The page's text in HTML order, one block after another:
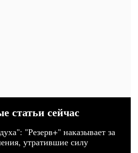
статьи сейчас
"Резерв+" наказывает за
утратившие силу